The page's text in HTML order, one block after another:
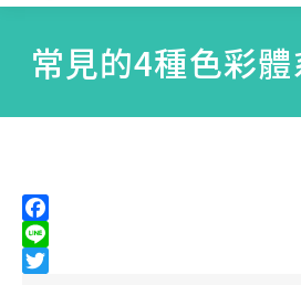
常見的4種色彩體
Facebook
Line